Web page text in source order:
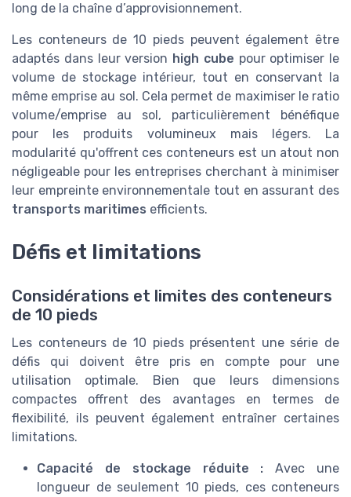
long de la chaîne d’approvisionnement.
Les conteneurs de 10 pieds peuvent également être
adaptés dans leur version high cube pour optimiser le
volume de stockage intérieur, tout en conservant la
même emprise au sol. Cela permet de maximiser le ratio
volume/emprise au sol, particulièrement bénéfique
pour les produits volumineux mais légers. La
modularité qu'offrent ces conteneurs est un atout non
négligeable pour les entreprises cherchant à minimiser
leur empreinte environnementale tout en assurant des
transports maritimes efficients.
Défis et limitations
Considérations et limites des conteneurs
de 10 pieds
Les conteneurs de 10 pieds présentent une série de
défis qui doivent être pris en compte pour une
utilisation optimale. Bien que leurs dimensions
compactes offrent des avantages en termes de
flexibilité, ils peuvent également entraîner certaines
limitations.
Capacité de stockage réduite : Avec une
longueur de seulement 10 pieds, ces conteneurs